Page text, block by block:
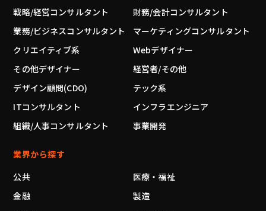
戦略/経営コンサルタント
財務/会計コンサルタント
業務/ビジネスコンサルタント
マーケティングコンサルタント
クリエイティブ系
Webデザイナー
その他デザイナー
経営者/その他
デザイン顧問(CDO)
テック系
ITコンサルタント
インフラエンジニア
組織/人事コンサルタント
事業開発
業界から探す
公共
医療・福祉
金融
製造